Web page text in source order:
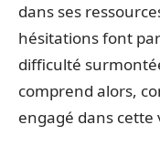
dans ses
hésitations font
difficulté
comprend alors,
engagé dans cette